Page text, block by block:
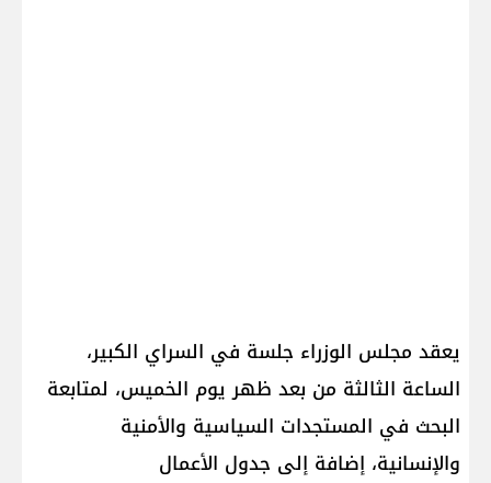
يعقد مجلس الوزراء جلسة في السراي الكبير،
الساعة الثالثة من بعد ظهر يوم الخميس، لمتابعة
البحث في المستجدات السياسية والأمنية
والإنسانية، إضافة إلى جدول الأعمال